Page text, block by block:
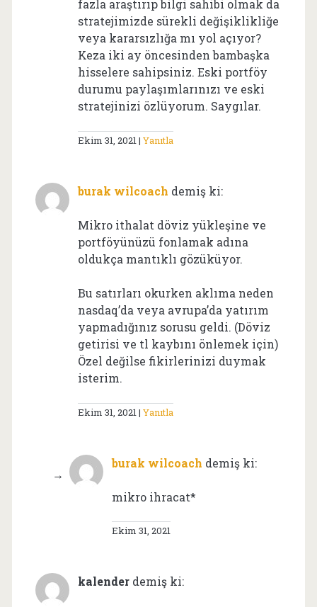
fazla araştırıp bilgi sahibi olmak da
stratejimizde sürekli değişiklikliğe
veya kararsızlığa mı yol açıyor?
Keza iki ay öncesinden bambaşka
hisselere sahipsiniz. Eski portföy
durumu paylaşımlarınızı ve eski
stratejinizi özlüyorum. Saygılar.
Ekim 31, 2021 Yanıtla
burak wilcoach demiş ki:
Mikro ithalat döviz yükleşine ve
portföyünüzü fonlamak adına
oldukça mantıklı gözüküyor.
Bu satırları okurken aklıma neden
nasdaq’da veya avrupa’da yatırım
yapmadığınız sorusu geldi. (Döviz
getirisi ve tl kaybını önlemek için)
Özel değilse fikirlerinizi duymak
isterim.
Ekim 31, 2021 Yanıtla
burak wilcoach demiş ki:
mikro ihracat*
Ekim 31, 2021
kalender demiş ki: